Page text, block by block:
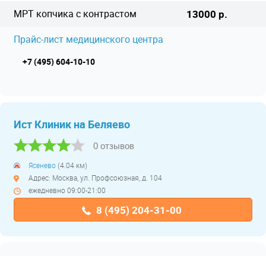
МРТ копчика с контрастом 13000 р.
Прайс-лист медицинского центра
+7 (495) 604-10-10
Ист Клиник на Беляево
0 отзывов
Ясенево(4.04 км)
Адрес: Москва, ул. Профсоюзная, д. 104
ежедневно 09:00-21:00
8 (495) 204-31-00